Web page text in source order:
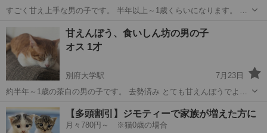
すごく甘え上手な男の子です。 半年以上～1歳くらいになります。 好
とくに問題はありません。 去勢済みです 甘え上手で、可愛い声でニャ
ニャっと なき...
別府大学駅 健康状態
甘えんぼう、食いしん坊の男の子
オス 1才
別府大学駅
7月23日
約半年～1歳の茶白の男の子です。 去勢済み とても甘えんぼうでよく
ぺろぺろ舐めてくれます。 リラックスして寝てる姿には本当に癒され
ます 約1歳くらいです...
大分 別府市 別府大学駅 1歳
【多頭割引】ジモティーで家族が増えた方に
月々780円～ ※猫0歳の場合